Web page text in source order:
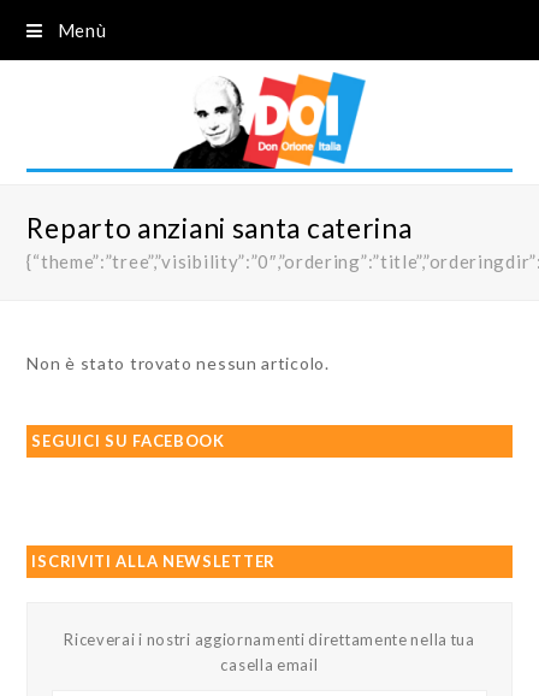
Menù
Reparto anziani santa caterina
Non è stato trovato nessun articolo.
SEGUICI SU FACEBOOK
ISCRIVITI ALLA NEWSLETTER
Riceverai i nostri aggiornamenti direttamente nella tua
casella email